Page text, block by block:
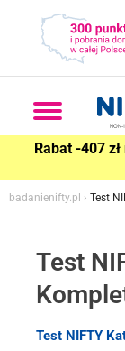
Rabat -407
badanienifty.pl › Test
Test
Test NIFTY